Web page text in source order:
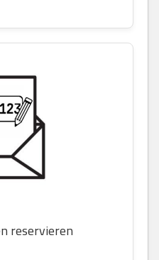
reservieren